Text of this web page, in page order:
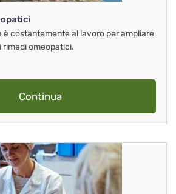
è costantemente al lavoro per ampliare
rimedi omeopatici.
Continua